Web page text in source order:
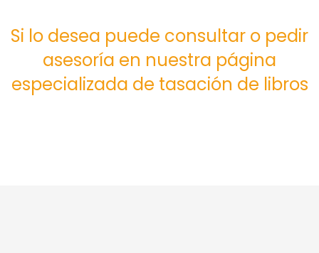
Si lo desea puede consultar o pedir
asesoría en nuestra página
especializada de tasación de libros